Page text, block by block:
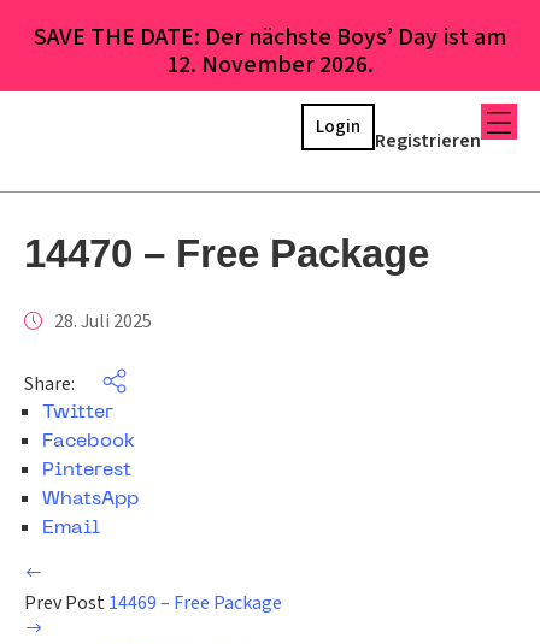
SAVE THE DATE: Der nächste Boys’ Day ist am
12. November 2026.
Registrieren
Login
14470 – Free Package
28. Juli 2025
Share:
Twitter
Facebook
Pinterest
WhatsApp
Email
Prev Post 14469 – Free Package